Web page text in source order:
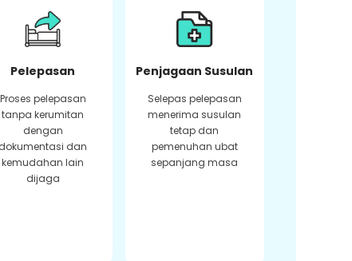
Pelepasan
Proses pelepasan
tanpa kerumitan
dengan
dokumentasi dan
kemudahan lain
dijaga
Penjagaan Susulan
Selepas pelepasan
menerima susulan
tetap dan
pemenuhan ubat
sepanjang masa